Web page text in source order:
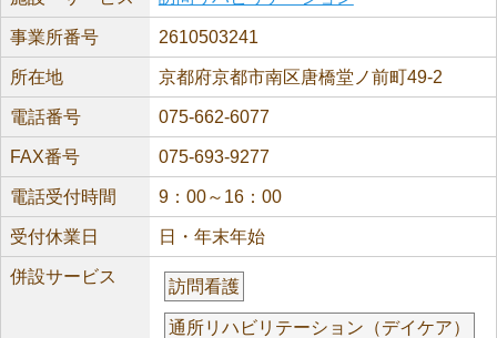
事業所番号 2610503241
所在地 京都府京都市南区唐橋堂ノ前町49-2
電話番号 075-662-6077
FAX番号 075-693-9277
電話受付時間 9：00～16：00
受付休業日 日・年末年始
併設サービス
訪問看護
通所リハビリテーション（デイケア）